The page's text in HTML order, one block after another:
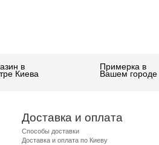
в
Киева
Примерка в
Вашем городе
Доставка и оплата
Способы доставки
Доставка и оплата по Киеву